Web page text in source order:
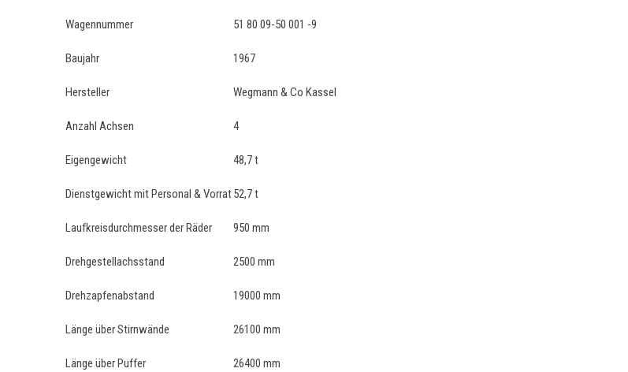
Wagennummer 51 80 09-50 001 -9
Baujahr 1967
Hersteller Wegmann & Co Kassel
Anzahl Achsen 4
Eigengewicht 48,7 t
Dienstgewicht mit Personal & Vorrat52,7 t
Laufkreisdurchmesser der Räder 950 mm
Drehgestellachsstand 2500 mm
Drehzapfenabstand 19000 mm
Länge über Stirnwände 26100 mm
Länge über Puffer 26400 mm